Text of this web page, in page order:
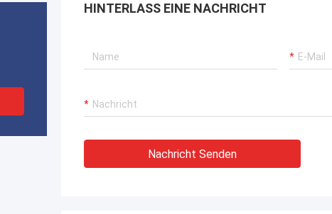
und LNG-Träger-Ausrüstung.
HINTERLASS EINE NACHRICHT
Nachricht Senden